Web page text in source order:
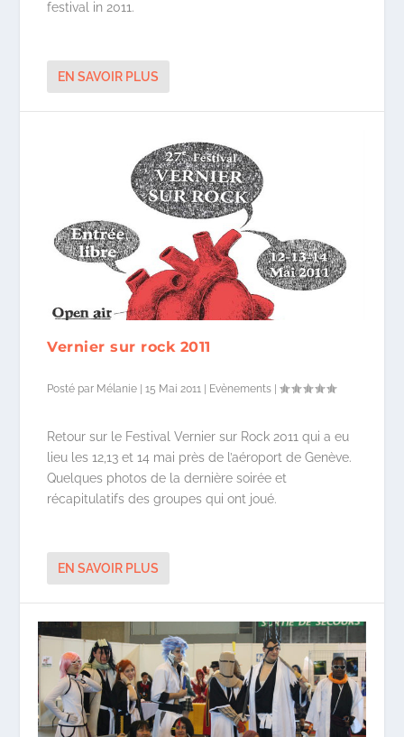
festival in 2011.
EN SAVOIR PLUS
Vernier sur rock 2011
Posté par Mélanie |15 Mai 2011 Evènements |
Retour sur le Festival Vernier sur Rock 2011 qui a eu
lieu les 12,13 et 14 mai près de l’aéroport de Genève.
Quelques photos de la dernière soirée et
récapitulatifs des groupes qui ont joué.
EN SAVOIR PLUS